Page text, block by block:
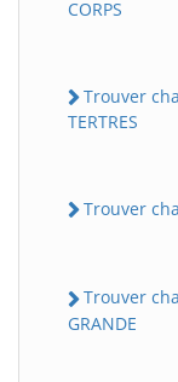
CORPS
Trouver
TERTRES
Trouver
Trouver
GRANDE